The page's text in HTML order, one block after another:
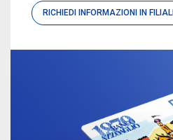
RICHIEDI INFORMAZIONI IN